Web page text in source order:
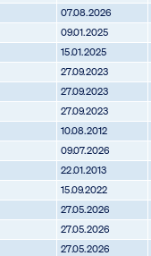
07.08.2026
09.01.2025
15.01.2025
27.09.2023
27.09.2023
27.09.2023
10.08.2012
09.07.2026
22.01.2013
15.09.2022
27.05.2026
27.05.2026
27.05.2026